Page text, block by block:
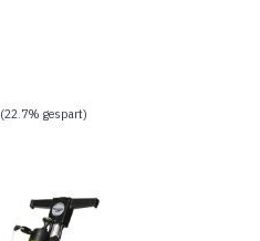
(22.7% gespart)